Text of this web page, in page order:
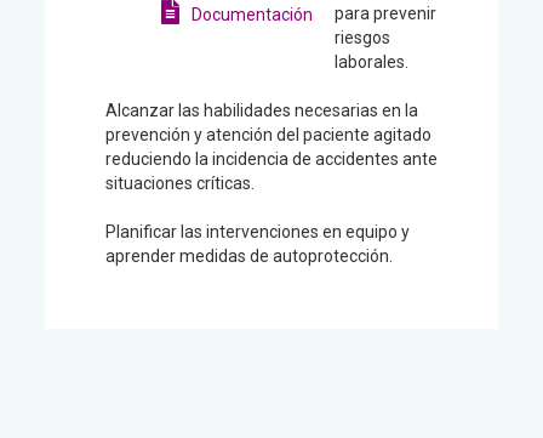
Documentación
para prevenir
riesgos
laborales.
Alcanzar las habilidades necesarias en la
prevención y atención del paciente agitado
reduciendo la incidencia de accidentes ante
situaciones críticas.
Planificar las intervenciones en equipo y
aprender medidas de autoprotección.